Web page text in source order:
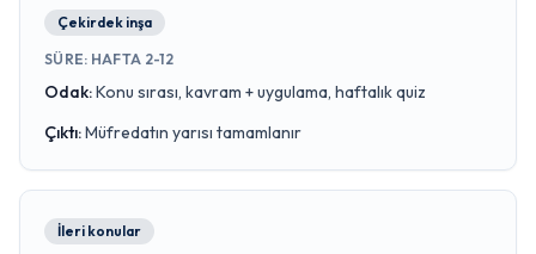
Çekirdek inşa
SÜRE: HAFTA 2-12
Odak:Konu sırası, kavram + uygulama, haftalık quiz
Çıktı:Müfredatın yarısı tamamlanır
İleri konular